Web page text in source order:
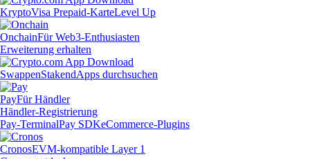
KryptoVisa Prepaid-KarteLevel Up
OnchainFür Web3-Enthusiasten
Erweiterung erhalten
SwappenStakendApps durchsuchen
PayFür Händler
Händler-Registrierung
Pay-TerminalPay SDKeCommerce-Plugins
CronosEVM-kompatible Layer 1